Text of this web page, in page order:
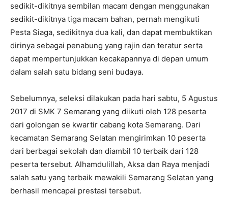
sedikit-dikitnya sembilan macam dengan menggunakan
sedikit-dikitnya tiga macam bahan, pernah mengikuti
Pesta Siaga, sedikitnya dua kali, dan dapat membuktikan
dirinya sebagai penabung yang rajin dan teratur serta
dapat mempertunjukkan kecakapannya di depan umum
dalam salah satu bidang seni budaya.
Sebelumnya, seleksi dilakukan pada hari sabtu, 5 Agustus
2017 di SMK 7 Semarang yang diikuti oleh 128 peserta
dari golongan se kwartir cabang kota Semarang. Dari
kecamatan Semarang Selatan mengirimkan 10 peserta
dari berbagai sekolah dan diambil 10 terbaik dari 128
peserta tersebut. Alhamdulillah, Aksa dan Raya menjadi
salah satu yang terbaik mewakili Semarang Selatan yang
berhasil mencapai prestasi tersebut.